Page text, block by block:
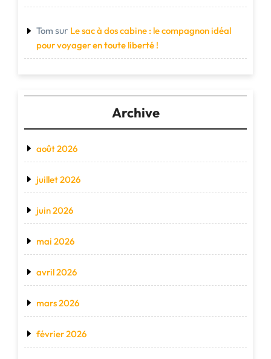
Tom sur Le sac à dos cabine : le compagnon idéal
pour voyager en toute liberté !
Archive
août 2026
juillet 2026
juin 2026
mai 2026
avril 2026
mars 2026
février 2026